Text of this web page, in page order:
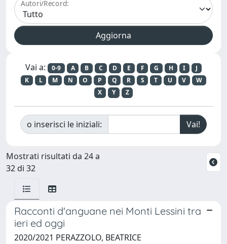
Autori/Record:
Vai a: 0-9 A B C D E F G H I
J
K
L M N O P Q R S T U V
W
X
Y Z
o inserisci le iniziali:
Mostrati risultati da 24 a
32 di 32
Racconti d'anguane nei Monti Lessini tra
ieri ed oggi
2020/2021 PERAZZOLO, BEATRICE